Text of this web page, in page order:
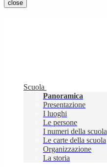
close
Scuola
Panoramica
Presentazione
I luoghi
Le persone
I numeri della scuola
Le carte della scuola
Organizzazione
La storia